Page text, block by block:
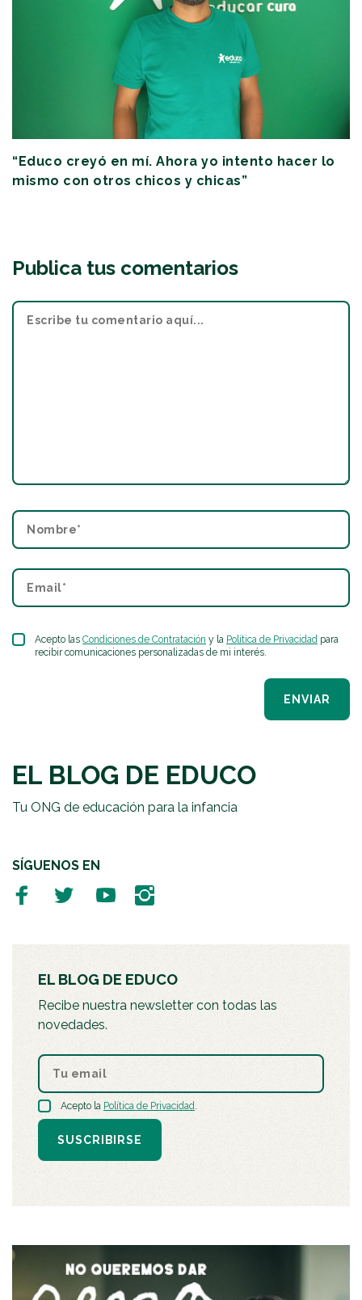
“Educo creyó en mí. Ahora yo intento hacer lo
mismo con otros chicos y chicas”
Publica tus comentarios
Acepto las Condiciones de Contratación y la Política de Privacidad para
recibir comunicaciones personalizadas de mi interés.
ENVIAR
EL BLOG DE EDUCO
Tu ONG de educación para la infancia
SÍGUENOS EN
EL BLOG DE EDUCO
Recibe nuestra newsletter con todas las
novedades.
Acepto la Política de Privacidad
SUSCRIBIRSE